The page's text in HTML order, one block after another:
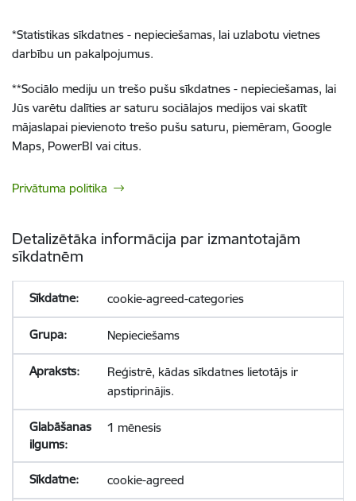
*Statistikas sīkdatnes - nepieciešamas, lai uzlabotu vietnes
darbību un pakalpojumus.
**Sociālo mediju un trešo pušu sīkdatnes - nepieciešamas, lai
Jūs varētu dalīties ar saturu sociālajos medijos vai skatīt
mājaslapai pievienoto trešo pušu saturu, piemēram, Google
Maps, PowerBI vai citus.
Privātuma politika
Detalizētāka informācija par izmantotajām
sīkdatnēm
cookie-agreed-categories
Nepieciešams
Reģistrē, kādas sīkdatnes lietotājs ir
apstiprinājis.
1 mēnesis
cookie-agreed